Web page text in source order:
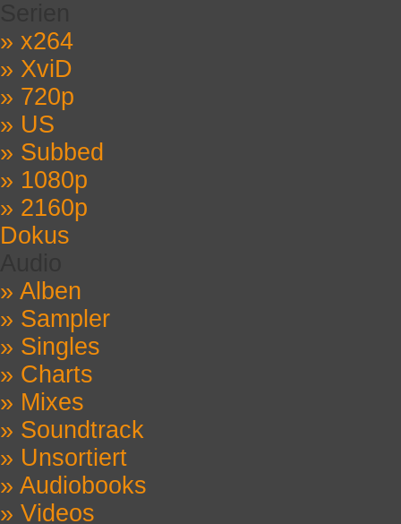
» x264
» XviD
» 720p
» US
» Subbed
» 1080p
» 2160p
Dokus
» Alben
» Sampler
» Singles
» Charts
» Mixes
» Soundtrack
» Unsortiert
» Audiobooks
» Videos